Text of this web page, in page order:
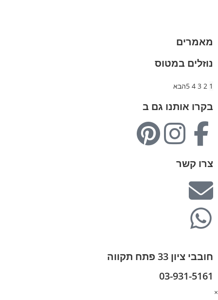
מאמרים
נוזלים במטוס
1
2
3
4
5הבא
בקרו אותנו גם ב
צרו קשר
חובבי ציון 33 פתח תקווה
03-931-5161
×